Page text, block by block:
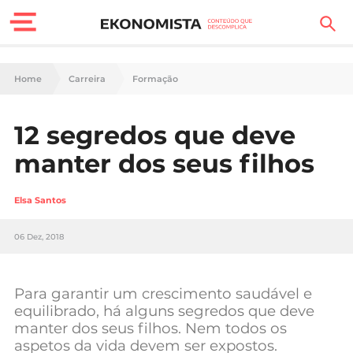
Finanças Pessoais
Carreira
Tecnologia
Negócios
Home Carreira Formação
12 segredos que deve
manter dos seus filhos
Elsa Santos
06 Dez, 2018
Para garantir um crescimento saudável e
equilibrado, há alguns segredos que deve
manter dos seus filhos. Nem todos os
aspetos da vida devem ser expostos.